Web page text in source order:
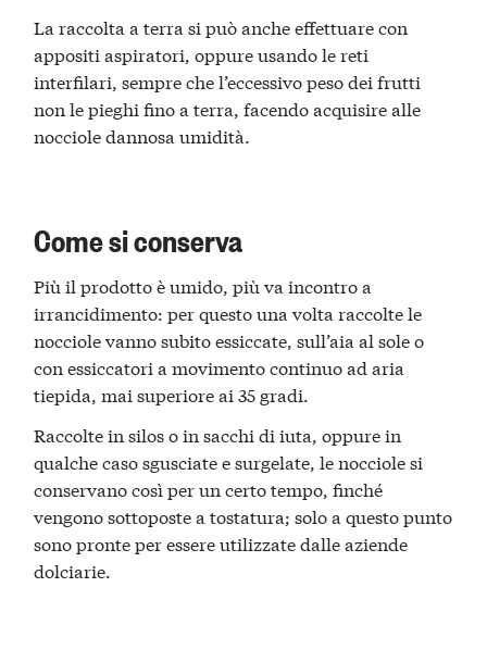
La raccolta a terra si può anche effettuare con
appositi aspiratori, oppure usando le reti
interfilari, sempre che l’eccessivo peso dei frutti
non le pieghi fino a terra, facendo acquisire alle
nocciole dannosa umidità.
Come si conserva
Più il prodotto è umido, più va incontro a
irrancidimento: per questo una volta raccolte le
nocciole vanno subito essiccate, sull’aia al sole o
con essiccatori a movimento continuo ad aria
tiepida, mai superiore ai 35 gradi.
Raccolte in silos o in sacchi di iuta, oppure in
qualche caso sgusciate e surgelate, le nocciole si
conservano così per un certo tempo, finché
vengono sottoposte a tostatura; solo a questo punto
sono pronte per essere utilizzate dalle aziende
dolciarie.